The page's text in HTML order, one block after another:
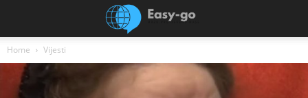
Home Vijesti